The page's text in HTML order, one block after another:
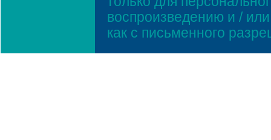
воспроизведению и /
как с письменного